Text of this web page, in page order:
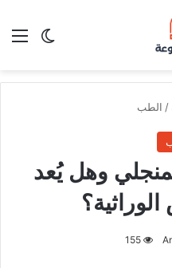
الوضع
/ الطب
وهل يُعد
155